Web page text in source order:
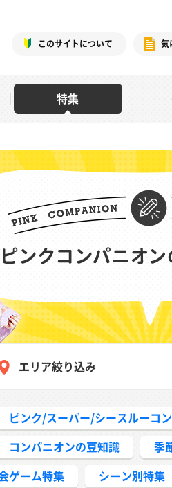
このサイトについて 気
特集
エリア絞り込み
ピンク/スーパー/シースルーコ
コンパニオンの豆知識 季
ゲーム特集 シーン別特集